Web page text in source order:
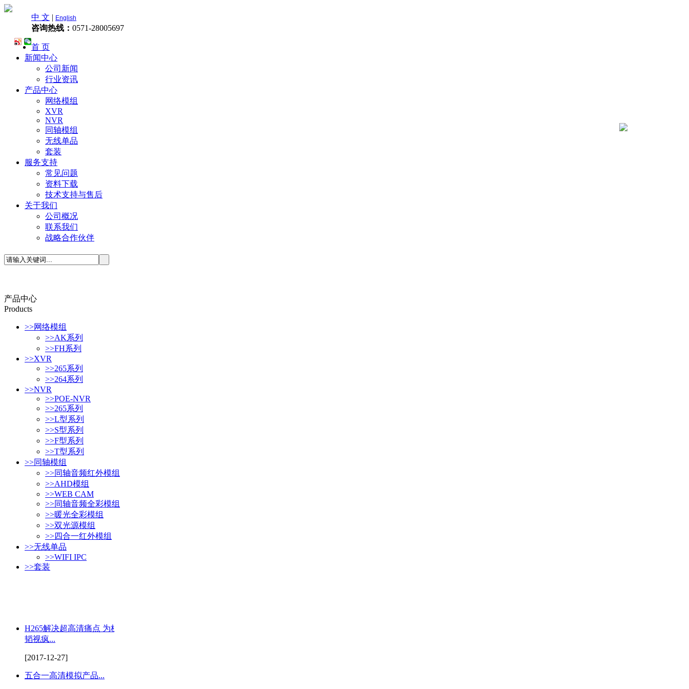
中 文 | English
咨询热线： 0571-28005697
首 页
新闻中心
公司新闻
行业资讯
产品中心
网络模组
XVR
NVR
同轴模组
无线单品
套装
服务支持
常见问题
资料下载
技术支持与售后
关于我们
公司概况
联系我们
战略合作伙伴
产品中心
Products
>>网络模组
>>AK系列
>>FH系列
>>XVR
>>265系列
>>264系列
>>NVR
>>POE-NVR
>>265系列
>>L型系列
>>S型系列
>>F型系列
>>T型系列
>>同轴模组
>>同轴音频红外模组
>>AHD模组
>>WEB CAM
>>同轴音频全彩模组
>>暖光全彩模组
>>双光源模组
>>四合一红外模组
>>无线单品
>>WIFI IPC
>>套装
H265解决超高清痛点 为杭州
韬视疯...
[2017-12-27]
五合一高清模拟产品...